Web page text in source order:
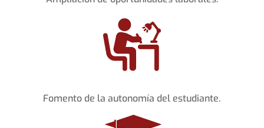
Fomento de la autonomía del estudiante.